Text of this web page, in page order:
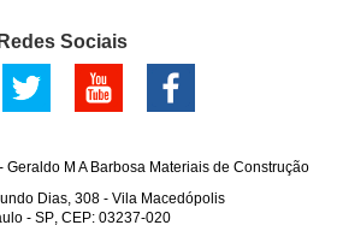
Redes Sociais
M A Barbosa Materiais de Construção
Dias, 308 -Vila Macedópolis
- SP, CEP: 03237-020